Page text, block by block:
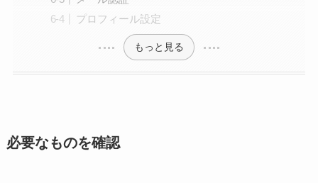
プロフィール設定
もっと見る
必要なものを確認